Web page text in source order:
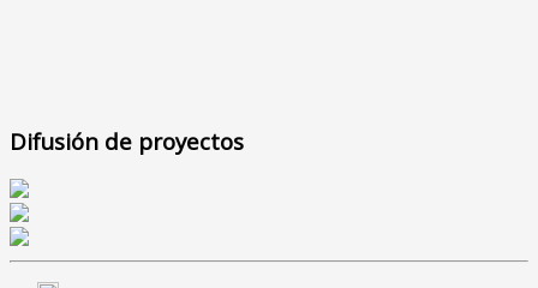
Difusión de proyectos